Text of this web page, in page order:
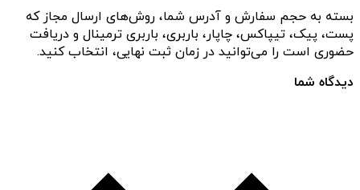
بسته به حجم سفارش و آدرس شما، روش‌های ارسال مجاز که
پست، پیک، تیپاکس، چاپار، باربری، باربری ترمینال و دریافت
حضوری است را می‌توانید در زمان ثبت نهایی، انتخاب کنید.
دیدگاه شما